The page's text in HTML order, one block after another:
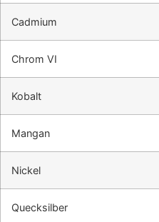
Cadmium
Chrom VI
Kobalt
Mangan
Nickel
Quecksilber